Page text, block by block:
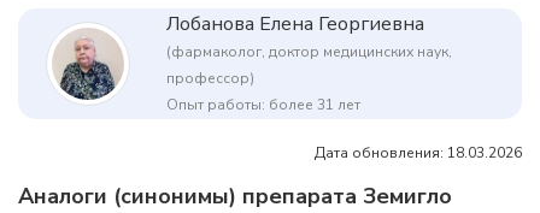
Лобанова Елена Георгиевна
(фармаколог, доктор медицинских наук,
профессор)
Опыт работы: более 31 лет
Дата обновления: 18.03.2026
Аналоги (синонимы) препарата Земигло